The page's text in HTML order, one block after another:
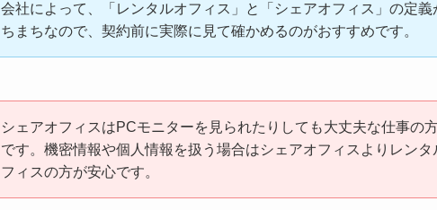
会社によって、「レンタルオフィス」と「シェアオフィス」の定義
ちまちなので、契約前に実際に見て確かめるのがおすすめです。
シェアオフィスはPCモニターを見られたりしても大丈夫な仕事の
です。機密情報や個人情報を扱う場合はシェアオフィスよりレンタ
フィスの方が安心です。